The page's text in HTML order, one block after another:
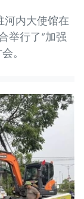
河内大使馆在
举行了“加强
。